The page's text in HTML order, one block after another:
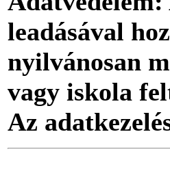
leadásával
nyilvánosan
vagy iskola
Az